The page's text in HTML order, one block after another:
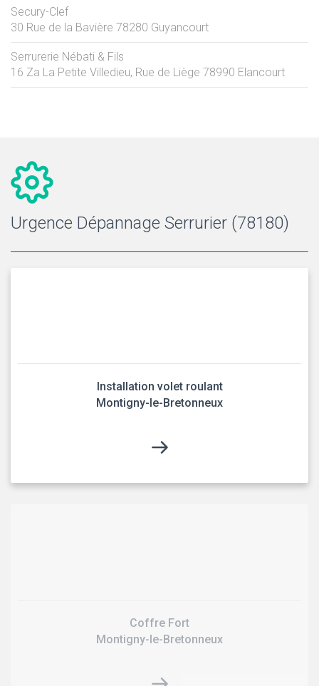
Secury-Clef
30 Rue de la Bavière 78280 Guyancourt
Serrurerie Nébati & Fils
16 Za La Petite Villedieu, Rue de Liège 78990 Elancourt
Urgence Dépannage Serrurier (78180)
Installation volet roulant
Montigny-le-Bretonneux
Coffre Fort
Montigny-le-Bretonneux